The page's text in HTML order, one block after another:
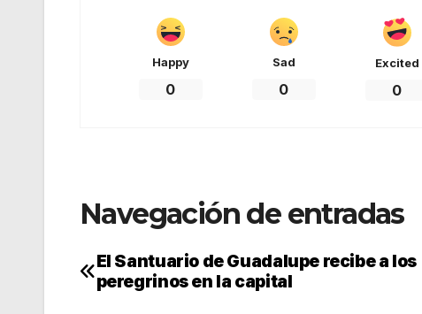
Happy
0
Sad
0
Excited
0
Navegación de entradas
El Santuario de Guadalupe recibe a los
peregrinos en la capital